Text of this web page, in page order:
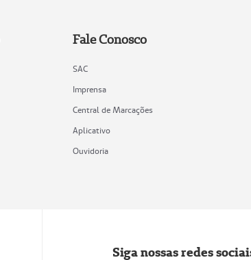
Fale Conosco
SAC
Imprensa
Central de Marcações
Aplicativo
Ouvidoria
Siga nossas redes